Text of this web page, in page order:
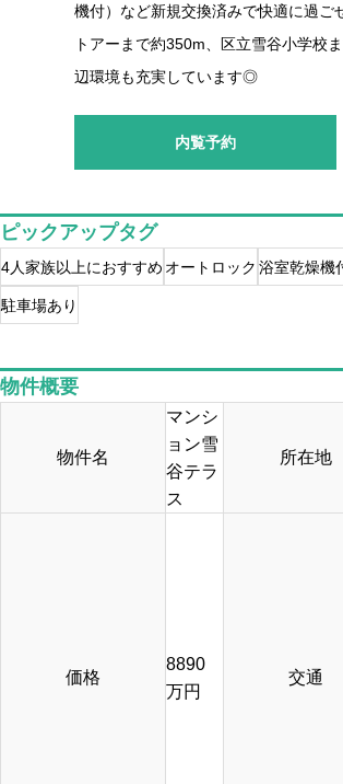
機付）など新規交換済みで快適に過ご
トアーまで約350m、区立雪谷小学校
辺環境も充実しています◎
内覧予約
ピックアップタグ
4人家族以上におすすめ オートロック 浴室乾燥機
駐車場あり
物件概要
物件名
マンシ
ョン雪
谷テラ
ス
所在地
価格
8890
万円
交通